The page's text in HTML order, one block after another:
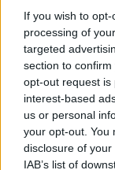
If you wish to
processing of
targeted
section to
opt-out request is
interest-based
us or personal
your opt-out. You
disclosure of
IAB’s list of